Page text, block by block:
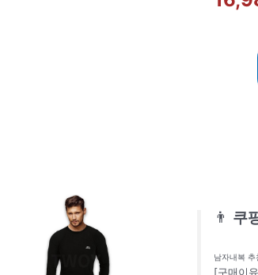
👨 쿠
남자내복
[구매이